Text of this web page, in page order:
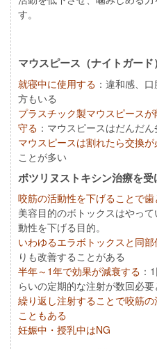
す。
マウスピース（ナイトガー
就寝中に使用する ：違和感、
方もいる
プラスチック製マウスピース
守る ：マウスピースはだんだ
マウスピースは割れたら交換が
ことが多い
ボツリヌストキシン治療を受
咬筋の活動性を下げることで
美容目的のボトックスはやっ
動性を下げる目的。
いわゆるエラボトックスと同
りも改善することがある
半年～1年で効果が減衰する ：
らいの定期的な注射が数回必要
繰り返し注射することで咬筋
こともある
妊娠中・授乳中はNG